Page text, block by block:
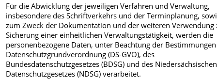
Für die Abwicklung der jeweiligen Verfahren und Verwaltung,
insbesondere des Schriftverkehrs und der Terminplanung,
zum Zweck der Dokumentation und der weiteren Verwendung
Sicherung einer einheitlichen Verwaltungstätigkeit, werden die
personenbezogene Daten, unter Beachtung der Bestimmungen
Datenschutzgrundverordnung (DS-GVO), des
Bundesdatenschutzgesetzes (BDSG) und des Niedersächsischen
Datenschutzgesetzes (NDSG) verarbeitet.